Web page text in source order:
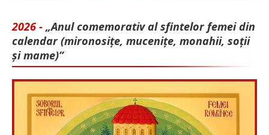
2026 - „Anul comemorativ al sfintelor femei din
calendar (mironosițe, mu­cenițe, monahii, soții
și mame)”